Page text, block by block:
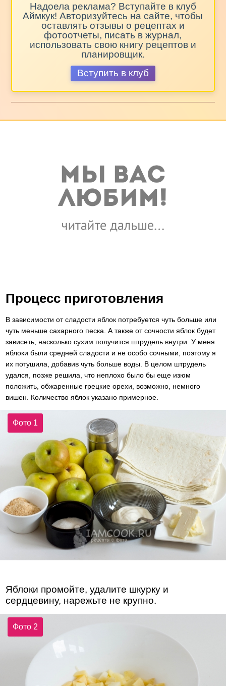
Надоела реклама? Вступайте в клуб
Аймкук! Авторизуйтесь на сайте, чтобы
оставлять отзывы о рецептах и
фотоотчеты, писать в журнал,
использовать свою книгу рецептов и
планировщик.
Вступить в клуб
Процесс приготовления
В зависимости от сладости яблок потребуется чуть больше или
чуть меньше сахарного песка. А также от сочности яблок будет
зависеть, насколько сухим получится штрудель внутри. У меня
яблоки были средней сладости и не особо сочными, поэтому я
их потушила, добавив чуть больше воды. В целом штрудель
удался, позже решила, что неплохо было бы еще изюм
положить, обжаренные грецкие орехи, возможно, немного
вишен. Количество яблок указано примерное.
Фото 1
Яблоки промойте, удалите шкурку и
сердцевину, нарежьте не крупно.
Фото 2